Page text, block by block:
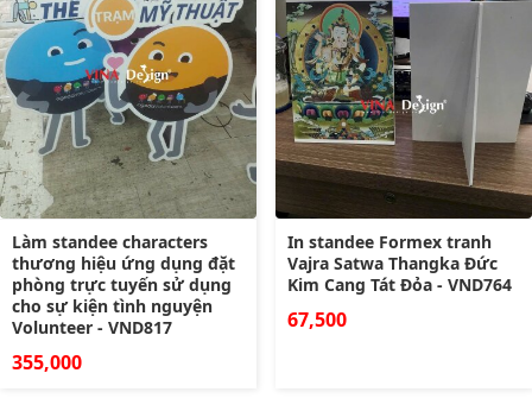
Làm standee characters
thương hiệu ứng dụng đặt
phòng trực tuyến sử dụng
cho sự kiện tình nguyện
Volunteer - VND817
355,000
In standee Formex tranh
Vajra Satwa Thangka Đức
Kim Cang Tát Đỏa - VND764
67,500